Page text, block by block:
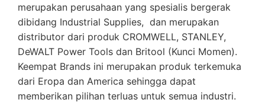
merupakan perusahaan yang spesialis bergerak
dibidang Industrial Supplies, dan merupakan
distributor dari produk CROMWELL, STANLEY,
DeWALT Power Tools dan Britool (Kunci Momen).
Keempat Brands ini merupakan produk terkemuka
dari Eropa dan America sehingga dapat
memberikan pilihan terluas untuk semua industri.